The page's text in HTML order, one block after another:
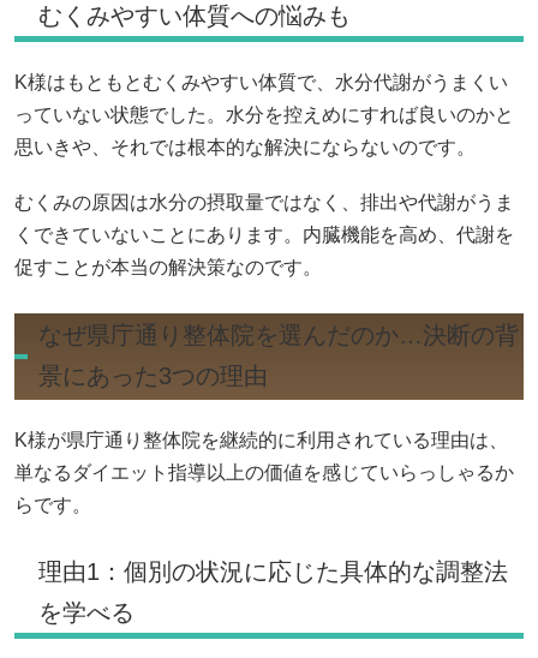
むくみやすい体質への悩みも
K様はもともとむくみやすい体質で、水分代謝がうまくい
っていない状態でした。水分を控えめにすれば良いのかと
思いきや、それでは根本的な解決にならないのです。
むくみの原因は水分の摂取量ではなく、排出や代謝がうま
くできていないことにあります。内臓機能を高め、代謝を
促すことが本当の解決策なのです。
なぜ県庁通り整体院を選んだのか…決断の背
景にあった3つの理由
K様が県庁通り整体院を継続的に利用されている理由は、
単なるダイエット指導以上の価値を感じていらっしゃるか
らです。
理由1：個別の状況に応じた具体的な調整法
を学べる